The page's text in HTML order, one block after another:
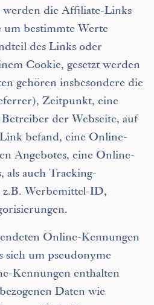
die Affiliate-Links
um bestimmte Werte
des Links oder
Cookie, gesetzt werden
gehören insbesondere die
Zeitpunkt, eine
der Webseite, auf
befand, eine Online-
Angebotes, eine Online-
als auch Tracking-
z.B. Werbemittel-ID,
Online-Kennungen
sich um pseudonyme
Kennungen enthalten
Daten wie